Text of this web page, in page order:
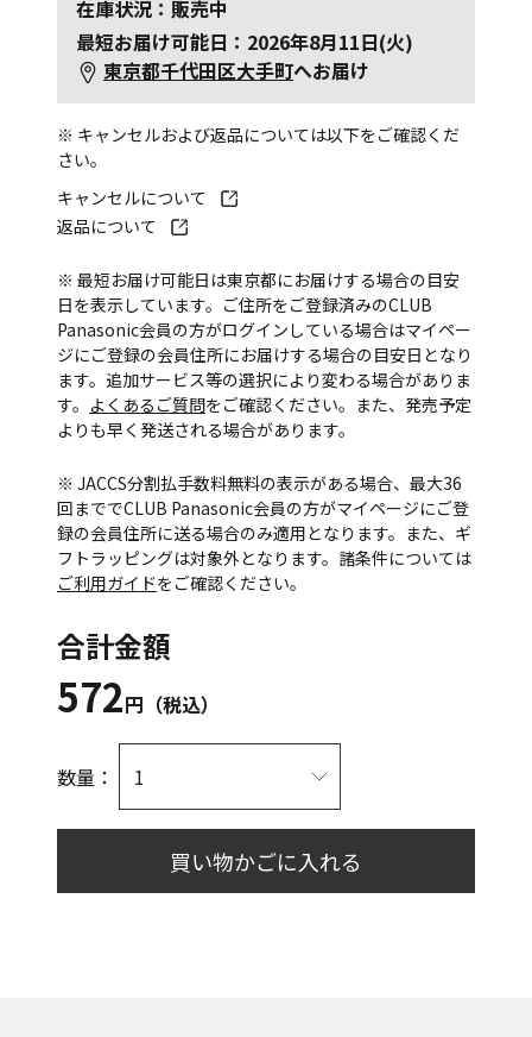
在庫状況：販売中
最短お届け可能日：2026年8月11日(火)
東京都千代田区大手町へお届け
※ キャンセルおよび返品については以下をご確認くだ
さい。
キャンセルについて
返品について
※ 最短お届け可能日は東京都にお届けする場合の目安
日を表示しています。ご住所をご登録済みのCLUB
Panasonic会員の方がログインしている場合はマイペー
ジにご登録の会員住所にお届けする場合の目安日となり
ます。追加サービス等の選択により変わる場合がありま
す。 よくあるご質問をご確認ください。また、発売予定
よりも早く発送される場合があります。
※ JACCS分割払手数料無料の表示がある場合、最大36
回まででCLUB Panasonic会員の方がマイページにご登
録の会員住所に送る場合のみ適用となります。また、ギ
フトラッピングは対象外となります。諸条件については
ご利用ガイドをご確認ください。
合計金額
572円（税込）
数量：
買い物かごに入れる